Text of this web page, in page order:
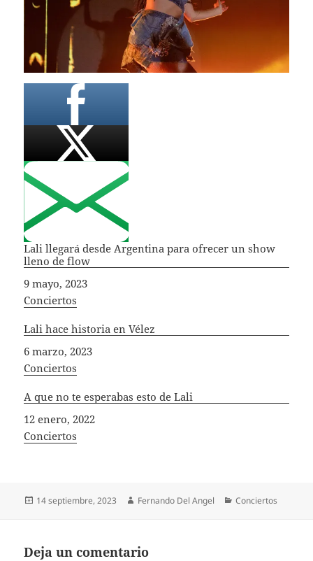
Lali llegará desde Argentina para ofrecer un show
lleno de flow
Fecha
9 mayo, 2023
In relation to
Conciertos
Lali hace historia en Vélez
Fecha
6 marzo, 2023
In relation to
Conciertos
A que no te esperabas esto de Lali
Fecha
12 enero, 2022
In relation to
Conciertos
Publicado
14 septiembre, 2023 Autor
Fernando Del Angel Categorías
Conciertos
Deja un comentario